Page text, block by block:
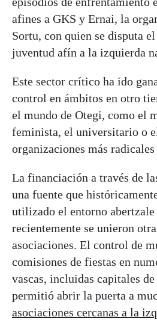
afines a GKS y Ernai, la
Sortu, con quien se disputa
juventud afín a la izquierda
Este sector crítico ha ido
control en ámbitos en otro
el mundo de Otegi, como el
feminista, el universitario o
organizaciones más
La financiación a través de
una fuente que
utilizado el entorno abertzale
recientemente se unieron
asociaciones. El control de
comisiones de fiestas en
vascas, incluidas capitales
permitió abrir la puerta a
asociaciones cercanas a la